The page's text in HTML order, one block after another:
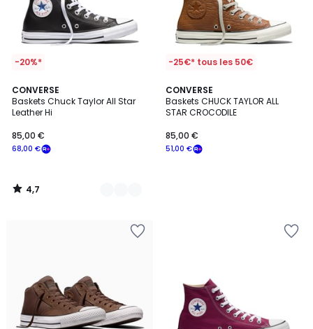
-20%*
CONVERSE
Baskets Chuck Taylor All Star
Leather Hi
68,00 €
85,00 €
4,7
/ 5
2
Couleurs
4,7
/
-25€* tous les 50€
CONVERSE
Baskets CHUCK TAYLOR ALL
STAR CROCODILE
51,00 €
85,00 €